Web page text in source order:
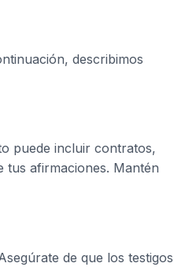
describimos
puede incluir contratos,
afirmaciones. Mantén
de que los testigos